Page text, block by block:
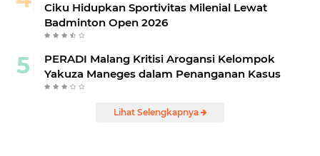
Ciku Hidupkan Sportivitas Milenial Lewat
Badminton Open 2026
PERADI Malang Kritisi Arogansi Kelompok
Yakuza Maneges dalam Penanganan Kasus
Lihat Selengkapnya